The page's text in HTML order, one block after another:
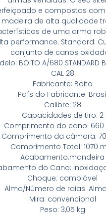
e compostos
madeira de alta qualidade
de uma arma
performance. Standard:
conjunto de canos
BOITO A/680 STANDARD
CAL 28
Fabricante: Boito
País do Fabricante:
Calibre: 28
Capacidades de tiro: 2
Comprimento do cano:
Comprimento da câmara:
Comprimento Total: 1070
Acabamento:mandeira
do Cano:
Choque: cambiável
Alma/Número de raias:
Mira: convencional
Peso: 3,05 kg